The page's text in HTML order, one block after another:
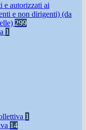
e autorizzati ai
e non dirigenti) (da
299
1
1
14